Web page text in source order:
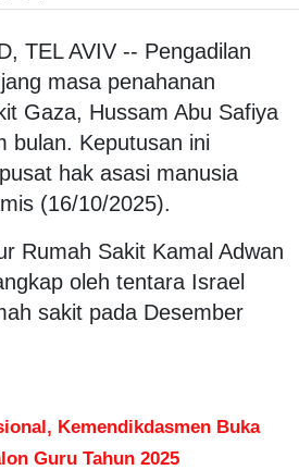
TEL AVIV -- Pengadilan
masa penahanan
Gaza, Hussam Abu Safiya
bulan. Keputusan ini
hak asasi manusia
(16/10/2025).
Rumah Sakit Kamal Adwan
oleh tentara Israel
sakit pada Desember
Kemendikdasmen Buka
Guru Tahun 2025